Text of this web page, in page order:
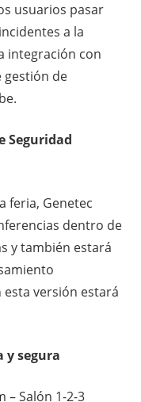
usuarios pasar
a la
integración con
gestión de
Seguridad
feria, Genetec
dentro de
y también estará
esta versión estará
y segura
– Salón 1-2-3